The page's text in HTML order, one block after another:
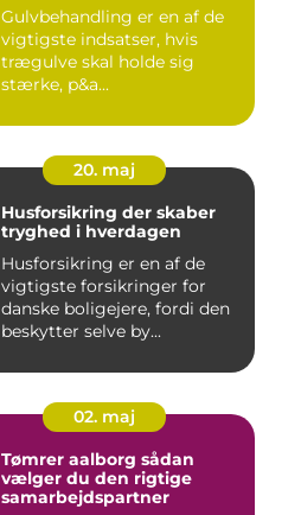
Gulvbehandling er en af de
vigtigste indsatser, hvis
trægulve skal holde sig
stærke, p&a...
20. maj
Husforsikring der skaber
tryghed i hverdagen
Husforsikring er en af de
vigtigste forsikringer for
danske boligejere, fordi den
beskytter selve by...
02. maj
Tømrer aalborg sådan
vælger du den rigtige
samarbejdspartner